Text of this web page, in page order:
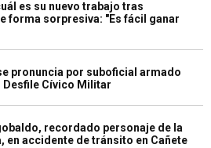
es su nuevo trabajo tras
forma sorpresiva: "Es fácil ganar
pronuncia por suboficial armado
Cívico Militar
recordado personaje de la
en accidente de tránsito en Cañete